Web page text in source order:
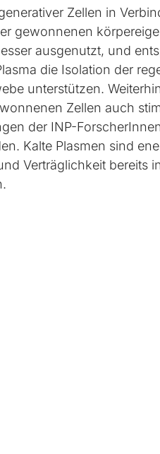
Zellen in
gewonnenen
ausgenutzt, und
die Isolation der
unterstützen.
Zellen auch
der INP-
Kalte Plasmen sind
Verträglichkeit